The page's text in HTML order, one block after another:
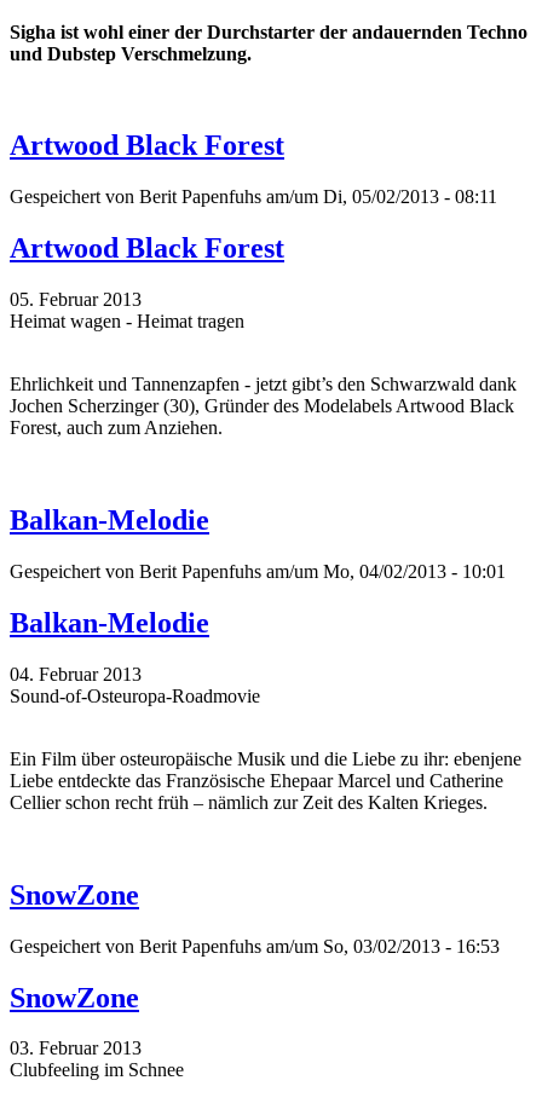
Sigha ist wohl einer der Durchstarter der andauernden Techno
und Dubstep Verschmelzung.
Artwood Black Forest
Gespeichert von Berit Papenfuhs am/um Di, 05/02/2013 - 08:11
Artwood Black Forest
05. Februar 2013
Heimat wagen - Heimat tragen
Ehrlichkeit und Tannenzapfen - jetzt gibt’s den Schwarzwald dank
Jochen Scherzinger (30), Gründer des Modelabels Artwood Black
Forest, auch zum Anziehen.
Balkan-Melodie
Gespeichert von Berit Papenfuhs am/um Mo, 04/02/2013 - 10:01
Balkan-Melodie
04. Februar 2013
Sound-of-Osteuropa-Roadmovie
Ein Film über osteuropäische Musik und die Liebe zu ihr: ebenjene
Liebe entdeckte das Französische Ehepaar Marcel und Catherine
Cellier schon recht früh – nämlich zur Zeit des Kalten Krieges.
SnowZone
Gespeichert von Berit Papenfuhs am/um So, 03/02/2013 - 16:53
SnowZone
03. Februar 2013
Clubfeeling im Schnee